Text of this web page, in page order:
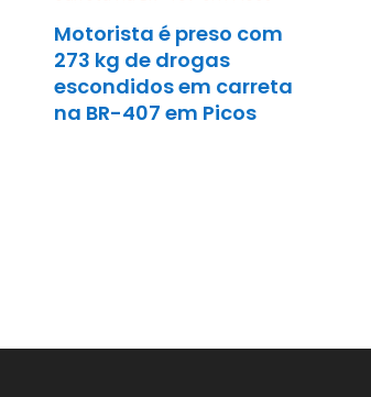
Motorista é preso com
273 kg de drogas
escondidos em carreta
na BR-407 em Picos